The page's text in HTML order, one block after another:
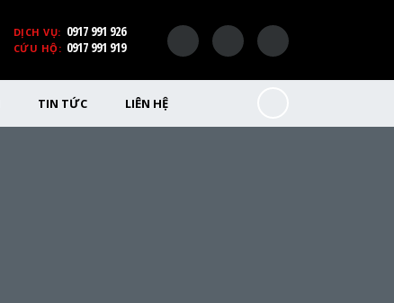
DỊCH VỤ: 0917 991 926
CỨU HỘ: 0917 991 919
TIN TỨC LIÊN HỆ